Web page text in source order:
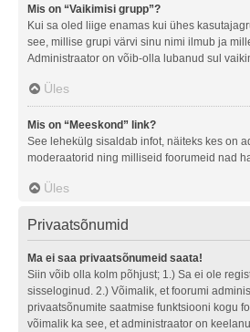
Mis on “Vaikimisi grupp”?
Kui sa oled liige enamas kui ühes
see, millise grupi värvi sinu nimi ilmub ja
Administraator on võib-olla lubanud sul
Üles
Mis on “Meeskond” link?
See lehekülg sisaldab infot, näiteks kes on
moderaatorid ning milliseid foorumeid nad
Üles
Privaatsõnumid
Ma ei saa privaatsõnumeid saata!
Siin võib olla kolm põhjust; 1.) Sa ei ole
sisseloginud. 2.) Võimalik, et foorumi
privaatsõnumite saatmise funktsiooni kogu
võimalik ka see, et administraator on